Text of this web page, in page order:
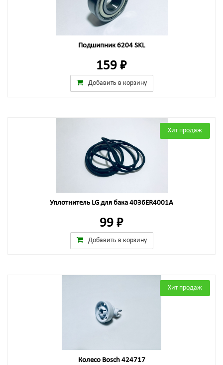
Подшипник 6204 SKL
159 ₽
Добавить в корзину
Хит продаж
Уплотнитель LG для бака 4036ER4001A
99 ₽
Добавить в корзину
Хит продаж
Колесо Bosch 424717